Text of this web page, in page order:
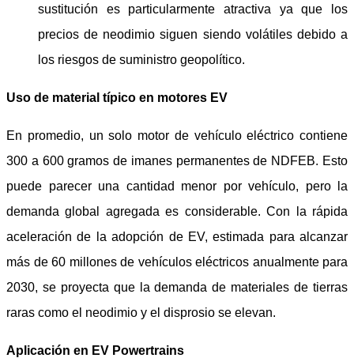
sustitución es particularmente atractiva ya que los
precios de neodimio siguen siendo volátiles debido a
los riesgos de suministro geopolítico.
Uso de material típico en motores EV
En promedio, un solo motor de vehículo eléctrico contiene
300 a 600 gramos de imanes permanentes de NDFEB. Esto
puede parecer una cantidad menor por vehículo, pero la
demanda global agregada es considerable. Con la rápida
aceleración de la adopción de EV, estimada para alcanzar
más de 60 millones de vehículos eléctricos anualmente para
2030, se proyecta que la demanda de materiales de tierras
raras como el neodimio y el disprosio se elevan.
Aplicación en EV Powertrains